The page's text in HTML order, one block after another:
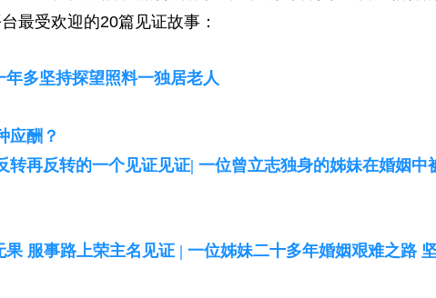
最受欢迎的20篇见证故事：
多坚持探望照料一独居老人
应酬？
转再反转的一个见证见证| 一位曾立志独身的姊妹在婚姻中
服事路上荣主名 见证 | 一位姊妹二十多年婚姻艰难之路